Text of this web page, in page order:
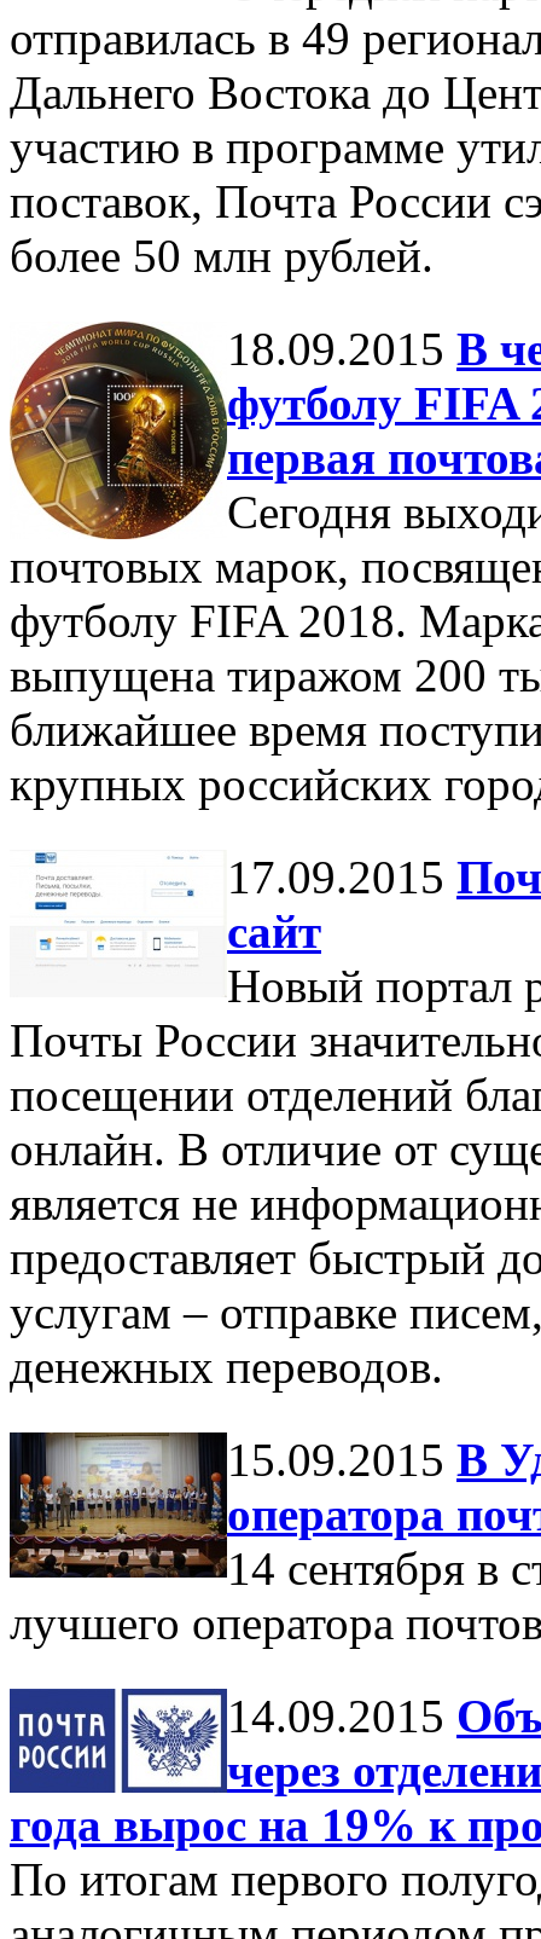
отправилась в 49
Дальнего Востока до
участию в программе
поставок, Почта России
более 50 млн рублей.
18.09.2015 В
футболу FIFA
первая
Сегодня
почтовых марок,
футболу FIFA 2018.
выпущена тиражом 200
ближайшее время
крупных российских
17.09.2015
сайт
Новый портал
Почты России
посещении отделений
онлайн. В отличие от
является не
предоставляет быстрый
услугам – отправке
денежных переводов.
15.09.2015 В
оператора
14 сентября в
лучшего оператора
14.09.2015
через
года вырос на 19% к
По итогам первого